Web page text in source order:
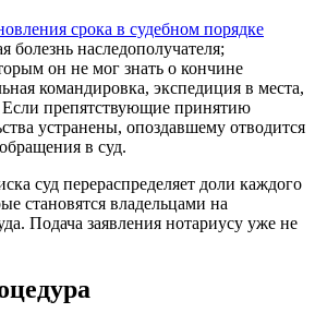
срока в судебном порядке
болезнь наследополучателя;
он не мог знать о кончине
командировка, экспедиция в места,
Если препятствующие принятию
устранены, опоздавшему отводится
в суд.
суд перераспределяет доли каждого
становятся владельцами на
Подача заявления нотариусу уже не